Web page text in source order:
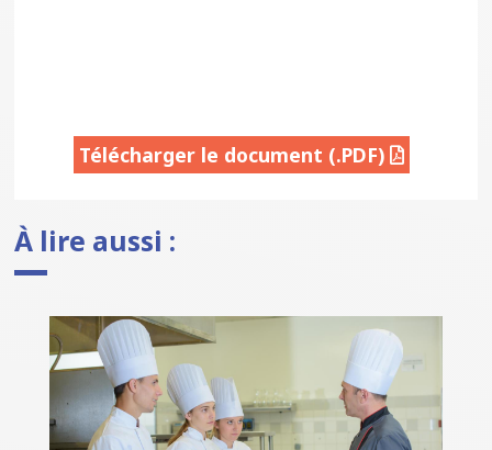
Télécharger le document (.PDF)
À lire aussi :